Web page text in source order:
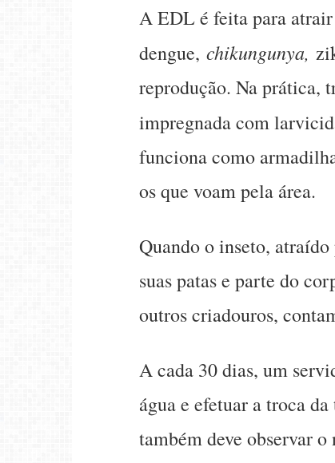
A EDL é feita para
dengue, chikungunya,
reprodução. Na prática,
impregnada com
funciona como
os que voam pela área.
Quando o inseto,
suas patas e parte do
outros criadouros,
A cada 30 dias, um
água e efetuar a troca
também deve observar